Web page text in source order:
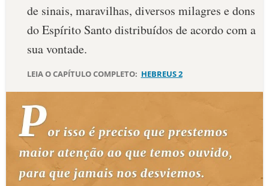
PERGUNTE À BÍBLIA IA
TERMO BÍBLICO
QUEM SOMOS
de sinais, maravilhas, diversos milagres e dons
do Espírito Santo distribuídos de acordo com a
sua vontade.
LEIA O CAPÍTULO COMPLETO: HEBREUS 2